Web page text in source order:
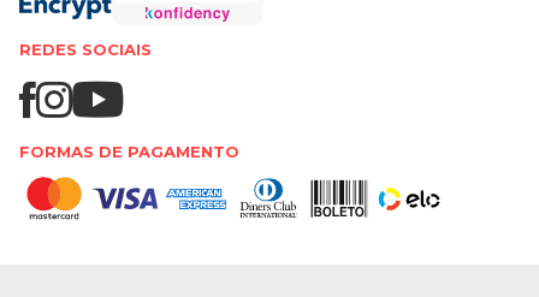
REDES SOCIAIS
FORMAS DE PAGAMENTO